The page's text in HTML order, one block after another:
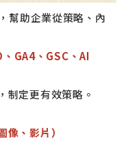
幫助企業從策略、內
GA4、GSC、AI
制定更有效策略。
、影片）